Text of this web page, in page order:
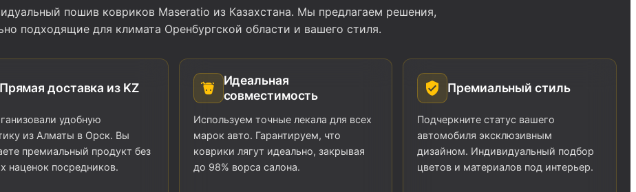
пошив ковриков Maseratio из Казахстана. Мы предлагаем решения,
подходящие для климата Оренбургской области и вашего стиля.
Прямая доставка из KZ
удобную
из Алматы в Орск. Вы
премиальный продукт без
наценок посредников.
Идеальная
совместимость
Используем точные лекала для всех
марок авто. Гарантируем, что
коврики лягут идеально, закрывая
до 98% ворса салона.
Премиальный стиль
Подчеркните статус вашего
автомобиля эксклюзивным
дизайном. Индивидуальный подбор
цветов и материалов под интерьер.